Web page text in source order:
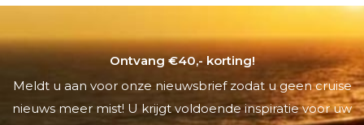
Ontvang €40,- korting!
Meldt u aan voor onze nieuwsbrief zodat u geen cruise
nieuws meer mist! U krijgt voldoende inspiratie voor uw